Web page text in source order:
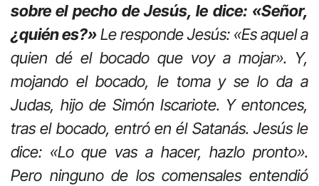
sobre el pecho de Jesús, le dice: «Señor,
¿quién es?»Le responde Jesús: «Es aquel a
quien dé el bocado que voy a mojar». Y,
mojando el bocado, le toma y se lo da a
Judas, hijo de Simón Iscariote. Y entonces,
tras el bocado, entró en él Satanás. Jesús le
dice: «Lo que vas a hacer, hazlo pronto».
Pero ninguno de los comensales entendió